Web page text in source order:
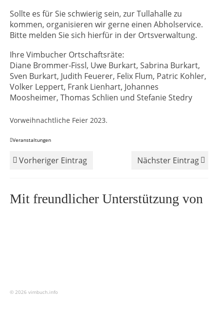
Sollte es für Sie schwierig sein, zur Tullahalle zu
kommen, organisieren wir gerne einen Abholservice.
Bitte melden Sie sich hierfür in der Ortsverwaltung.
Ihre Vimbucher Ortschaftsräte:
Diane Brommer-Fissl, Uwe Burkart, Sabrina Burkart,
Sven Burkart, Judith Feuerer, Felix Flum, Patric Kohler,
Volker Leppert, Frank Lienhart, Johannes
Moosheimer, Thomas Schlien und Stefanie Stedry
Vorweihnachtliche Feier 2023.
Veranstaltungen
Vorheriger Eintrag Nächster Eintrag
Mit freundlicher Unterstützung von
© 2026 vimbuch.info